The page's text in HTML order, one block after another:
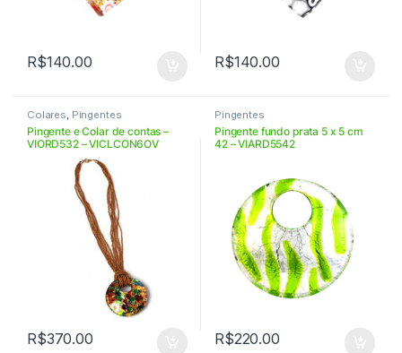
R$140.00 R$140.00
Colares Pingentes
Pingente e Colar de contas –
VIORD532 – VICLCON6OV
R$370.00
Pingentes
Pingente fundo prata 5 x 5 cm
42 – VIARD5542
R$220.00